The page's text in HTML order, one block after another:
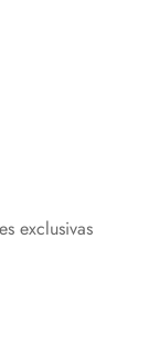
exclusivas